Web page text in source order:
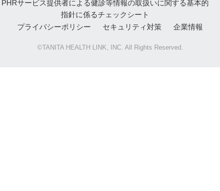
PHRサービス提供者による健診等情報の取扱いに関する基本的
指針に係るチェックシート
プライバシーポリシー
セキュリティ対策 企業情報
©TANITA HEALTH LINK, INC. All Rights Reserved.